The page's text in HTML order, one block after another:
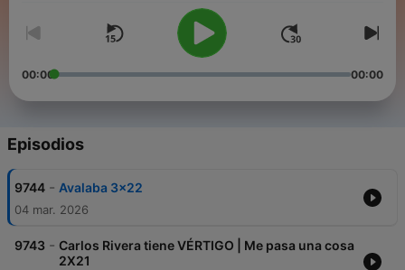
00:00 00:00
Episodios
9744 - Avalaba 3x22
04 mar. 2026
9743 - Carlos Rivera tiene VÉRTIGO | Me pasa una cosa
2X21